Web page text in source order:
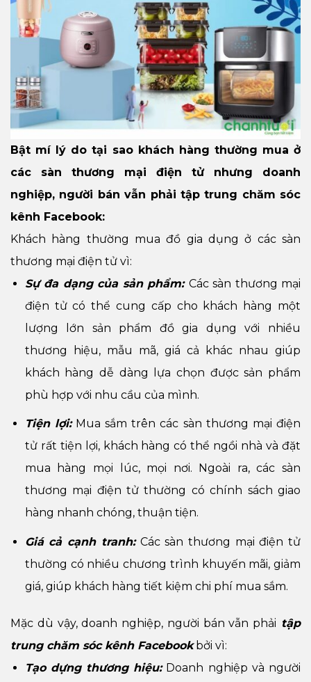
Bật mí lý do tại sao khách hàng thường mua ở
các sàn thương mại điện tử nhưng doanh
nghiệp, người bán vẫn phải tập trung chăm sóc
kênh Facebook:
Khách hàng thường mua đồ gia dụng ở các sàn
thương mại điện tử vì:
Sự đa dạng của sản phẩm: Các sàn thương mại
điện tử có thể cung cấp cho khách hàng một
lượng lớn sản phẩm đồ gia dụng với nhiều
thương hiệu, mẫu mã, giá cả khác nhau giúp
khách hàng dễ dàng lựa chọn được sản phẩm
phù hợp với nhu cầu của mình.
Tiện lợi:Mua sắm trên các sàn thương mại điện
tử rất tiện lợi, khách hàng có thể ngồi nhà và đặt
mua hàng mọi lúc, mọi nơi. Ngoài ra, các sàn
thương mại điện tử thường có chính sách giao
hàng nhanh chóng, thuận tiện.
Giá cả cạnh tranh:Các sàn thương mại điện tử
thường có nhiều chương trình khuyến mãi, giảm
giá, giúp khách hàng tiết kiệm chi phí mua sắm.
Mặc dù vậy, doanh nghiệp, người bán vẫn phải tập
trung chăm sóc kênh Facebookbởi vì:
Tạo dựng thương hiệu:Doanh nghiệp và người